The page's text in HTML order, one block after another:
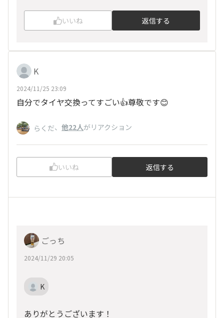
いいね 返信する
K
2024/11/25 23:09
自分でタイヤ交換ってすごい👍尊敬です😊
らくだ、 他22人がリアクション
いいね 返信する
ごっち
2024/11/29 20:05
K
ありがとうございます！